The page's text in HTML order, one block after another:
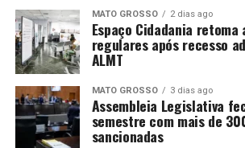
MATO GROSSO 2 dias ago
Espaço Cidadania
regulares após recesso
ALMT
MATO GROSSO 3 dias ago
Assembleia Legislativa
semestre com mais de
sancionadas